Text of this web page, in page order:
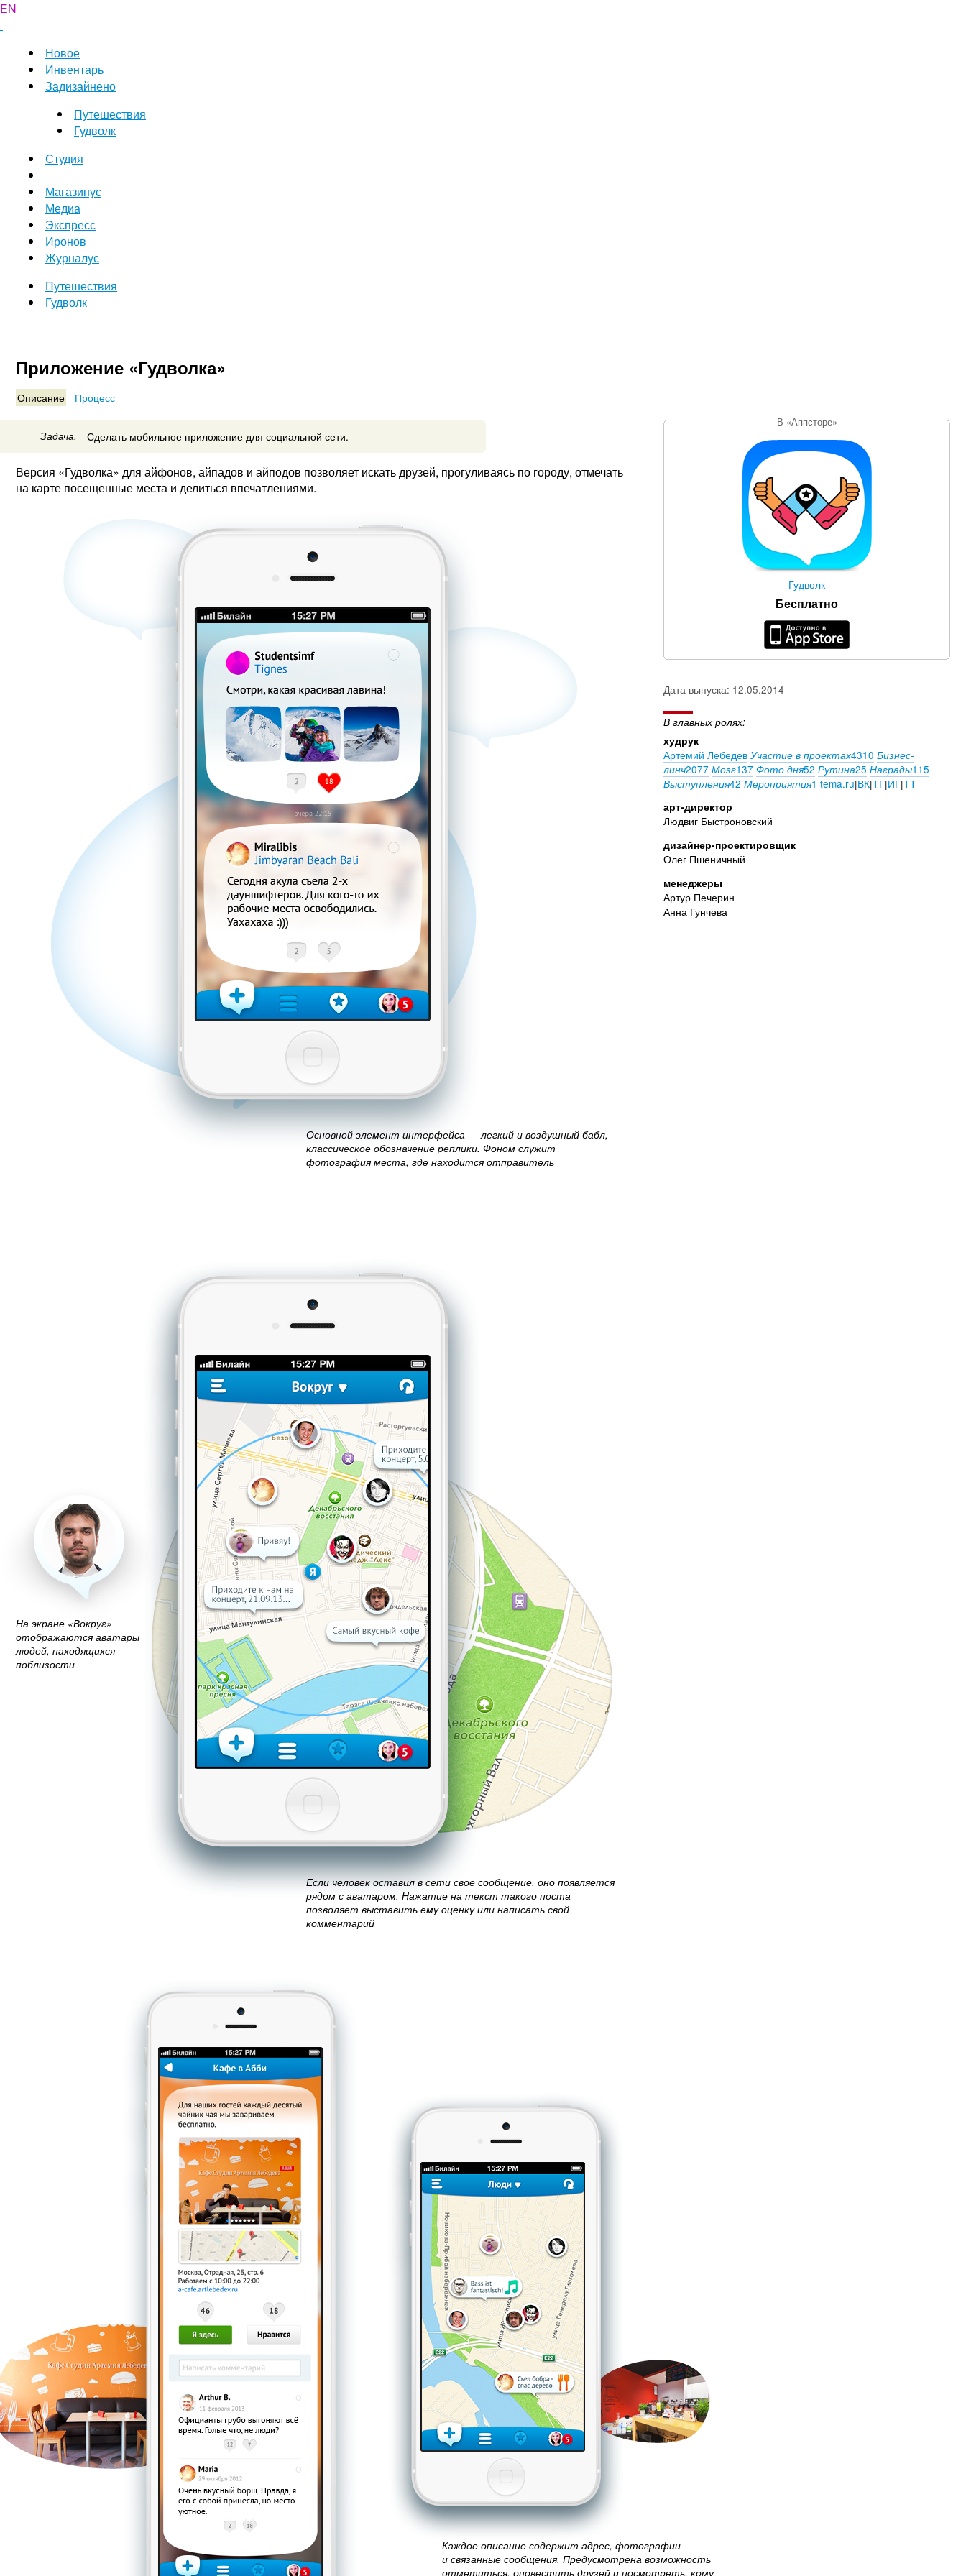
EN
Новое
Инвентарь
Задизайнено
Путешествия
Гудволк
Студия
Магазинус
Медиа
Экспресс
Иронов
Журналус
Путешествия
Гудволк
Приложение «Гудволка»
Описание Процесс
Задача. Сделать мобильное приложение для социальной сети.
Версия «Гудволка» для айфонов, айпадов и айподов позволяет искать друзей, прогуливаясь по городу, отмечать
на карте посещенные места и делиться впечатлениями.
Основной элемент интерфейса — легкий и воздушный бабл,
классическое обозначение реплики. Фоном служит
фотография места, где находится отправитель
На экране «Вокруг»
отображаются аватары
людей, находящихся
поблизости
Если человек оставил в сети свое сообщение, оно появляется
рядом с аватаром. Нажатие на текст такого поста
позволяет выставить ему оценку или написать свой
комментарий
Каждое описание содержит адрес, фотографии
и связанные сообщения. Предусмотрена возможность
отметиться, оповестить друзей и посмотреть, кому
В «Аппсторе»
Гудволк
Бесплатно
Дата выпуска: 12.05.2014
В главных ролях:
худрук
Артемий Лебедев Участие в проектах4310 Бизнес-
линч2077 Мозг137 Фото дня52 Рутина25 Награды115
Выступления42 Мероприятия1 tema.ru|ВК|ТГ|ИГ|ТТ
арт-директор
Людвиг Быстроновский
дизайнер-проектировщик
Олег Пшеничный
менеджеры
Артур Печерин
Анна Гунчева